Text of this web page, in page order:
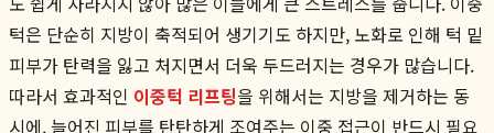
턱은 단순히 지방이 축적되어 생기기도 하지만, 노화로 인해 턱 밑
피부가 탄력을 잃고 처지면서 더욱 두드러지는 경우가 많습니다.
따라서 효과적인 이중턱 리프팅을 위해서는 지방을 제거하는 동
시에, 늘어진 피부를 탄탄하게 조여주는 이중 접근이 반드시 필요